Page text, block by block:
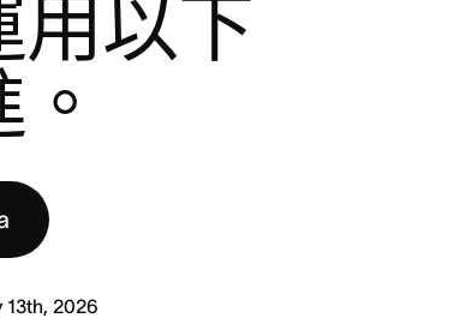
用以下
13th, 2026